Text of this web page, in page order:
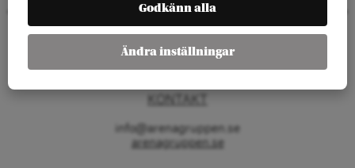
Barnhusgatan 4
111 23 Stockholm
info@arenagruppen.se
arenagruppen.se
Godkänn alla
Ändra inställningar